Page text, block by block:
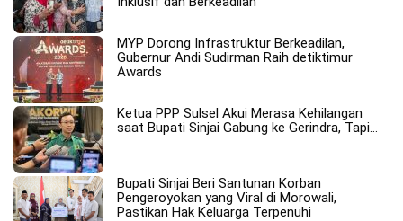
MYP Dorong Infrastruktur Berkeadilan,
Gubernur Andi Sudirman Raih detiktimur
Awards
Ketua PPP Sulsel Akui Merasa Kehilangan
saat Bupati Sinjai Gabung ke Gerindra, Tapi…
Bupati Sinjai Beri Santunan Korban
Pengeroyokan yang Viral di Morowali,
Pastikan Hak Keluarga Terpenuhi